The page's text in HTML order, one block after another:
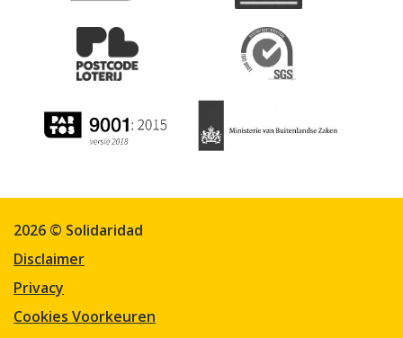
2026 © Solidaridad
Disclaimer
Privacy
Cookies Voorkeuren